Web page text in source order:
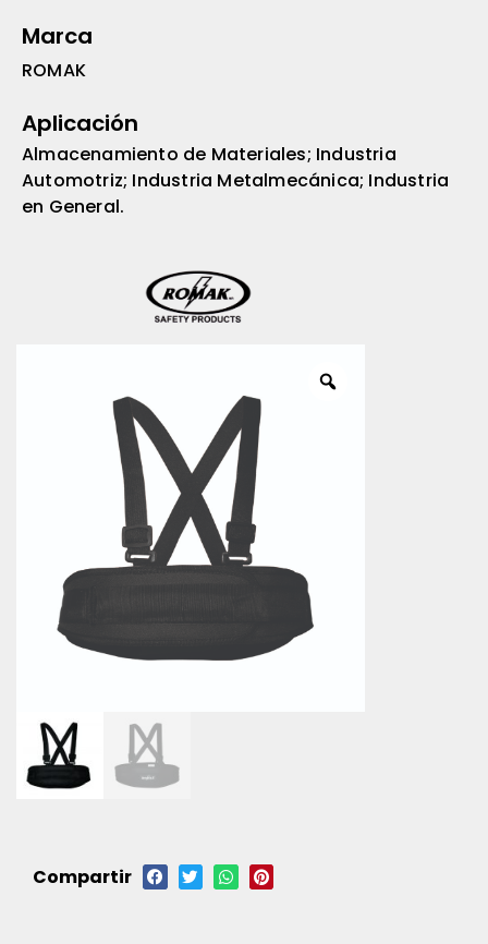
Marca
ROMAK
Aplicación
Almacenamiento de Materiales; Industria
Automotriz; Industria Metalmecánica; Industria
en General.
Compartir